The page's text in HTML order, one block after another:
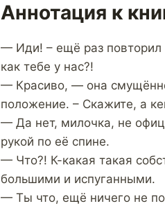
Аннотация к
— Иди! – ещё раз повторил
как тебе у нас?!
— Красиво, — она
положение. – Скажите, а
— Да нет, милочка, не
рукой по её спине.
— Что?! К-какая такая
большими и испуганными.
— Ты что, ещё ничего не